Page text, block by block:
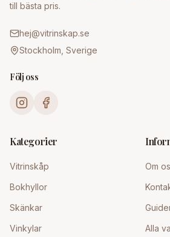
till bästa pris.
hej@vitrinskap.se
Stockholm, Sverige
Följ oss
Kategorier
Vitrinskåp
Bokhyllor
Skänkar
Vinkylar
Om
Alla